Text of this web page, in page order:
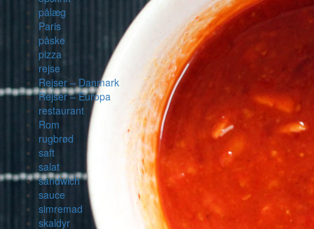
pålæg
Paris
påske
pizza
rejse
Rejser – Danmark
Rejser – Europa
restaurant
Rom
rugbrød
saft
salat
sandwich
sauce
simremad
skaldyr